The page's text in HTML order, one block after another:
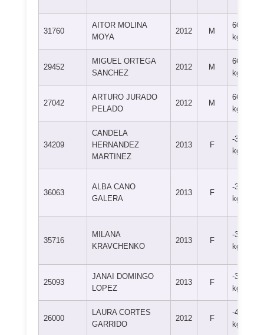
31760
AITOR MOLINA
MOYA
2012 M
66+
kg
29452
MIGUEL ORTEGA
SANCHEZ
2012 M
66+
kg
27042
ARTURO JURADO
PELADO
2012 M
66+
kg
34209
CANDELA
HERNANDEZ
MARTINEZ
2013 F
-36
kg
36063
ALBA CANO
GALERA
2013 F
-36
kg
35716
MILANA
KRAVCHENKO
2013 F
-36
kg
25093
JANAI DOMINGO
LOPEZ
2013 F
-36
kg
26000
LAURA CORTES
GARRIDO
2012 F
-40
kg